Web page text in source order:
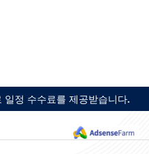
정 수수료를 제공받습니다.